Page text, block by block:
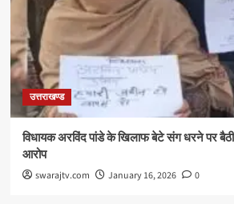
उत्तराखण्ड
विधायक अरविंद पांडे के खिलाफ बेटे संग धरने पर बैठी
आरोप
swarajtv.com January 16, 2026 0